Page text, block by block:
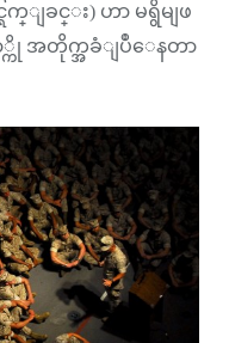
က္ျခင္း) ဟာ မရွိမျဖ
ာ္ကို အတိုက္အခံျပဳေနတာ